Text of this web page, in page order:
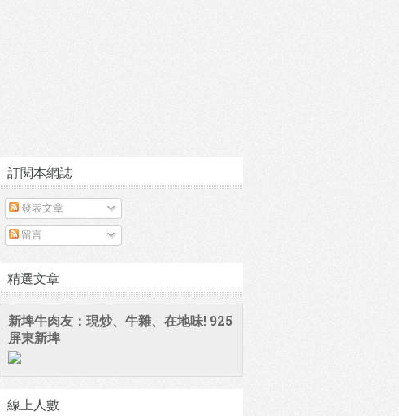
訂閱本網誌
發表文章
留言
精選文章
新埤牛肉友：現炒、牛雜、在地味! 925
屏東新埤
線上人數